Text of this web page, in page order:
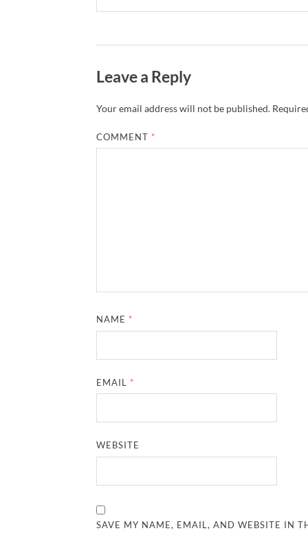
Leave a Reply
Your email address will not be published.
COMMENT *
NAME *
EMAIL *
WEBSITE
SAVE MY NAME, EMAIL, AND WEBSITE IN